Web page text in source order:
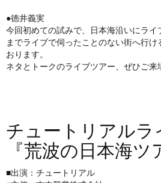
●徳井義実
今回初めての試みで、日本海沿いにラ
までライブで伺ったことのない街へ行
おります。
ネタとトークのライブツアー、ぜひご来
チュートリアル
『荒波の日本海
■出演：チュートリアル